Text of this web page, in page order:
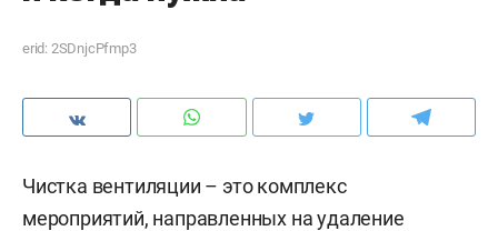
erid: 2SDnjcPfmp3
Чистка вентиляции – это комплекс
мероприятий, направленных на удаление